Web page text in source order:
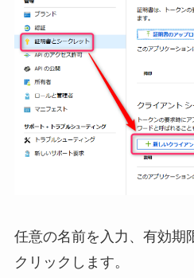
任意の名前を入力、有効期
クリックします。